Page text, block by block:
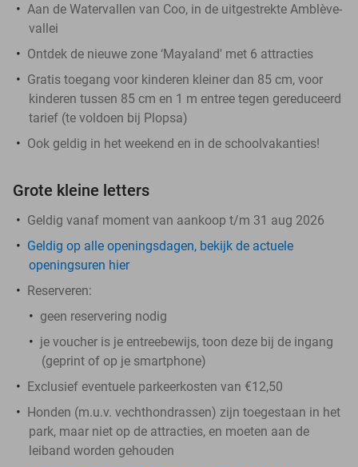
Aan de Watervallen van Coo, in de uitgestrekte Amblève-
vallei
Ontdek de nieuwe zone ‘Mayaland' met 6 attracties
Gratis toegang voor kinderen kleiner dan 85 cm, voor
kinderen tussen 85 cm en 1 m entree tegen gereduceerd
tarief (te voldoen bij Plopsa)
Ook geldig in het weekend en in de schoolvakanties!
Grote kleine letters
Geldig vanaf moment van aankoop t/m 31 aug 2026
Geldig op alle openingsdagen, bekijk de actuele
openingsuren hier
Reserveren:
geen reservering nodig
je voucher is je entreebewijs, toon deze bij de ingang
(geprint of op je smartphone)
Exclusief eventuele parkeerkosten van €12,50
Honden (m.u.v. vechthondrassen) zijn toegestaan in het
park, maar niet op de attracties, en moeten aan de
leiband worden gehouden